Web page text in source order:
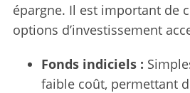
épargne. Il est important de
options d’investissement
Fonds indiciels :
faible coût, permettant